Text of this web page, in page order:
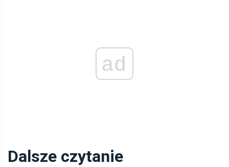
ad
Dalsze czytanie